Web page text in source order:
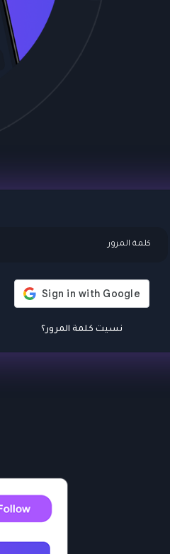
نسيت كلمة المرور؟